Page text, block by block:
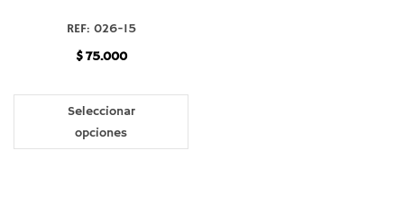
REF: 026-15
$75.000
Seleccionar
opciones